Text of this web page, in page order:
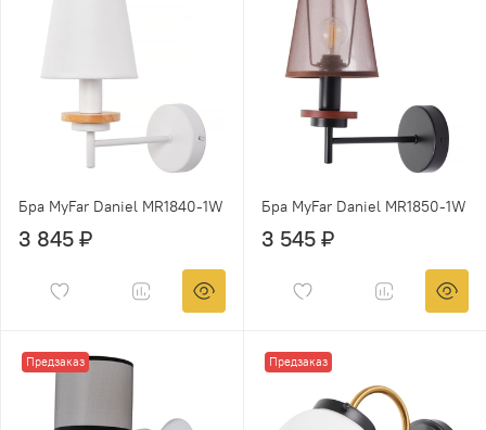
Бра MyFar Daniel MR1840-1W
3 845 ₽
Бра MyFar Daniel MR1850-1W
3 545 ₽
Предзаказ Предзаказ